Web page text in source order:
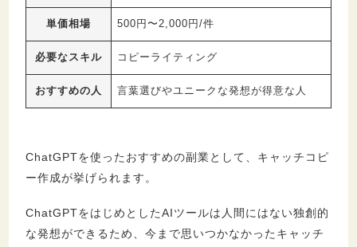
単価相場 500円〜2,000円/件
必要なスキル コピーライティング
おすすめの人 言葉選びやユニークな発想が得意な人
ChatGPTを使ったおすすめの副業として、キャッチコピ
ー作成が挙げられます。
ChatGPTをはじめとしたAIツールは人間にはない独創的
な発想ができるため、今まで思いつかなかったキャッチ